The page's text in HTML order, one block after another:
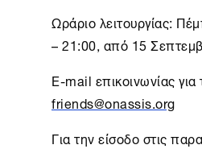
Ωράριο λειτουργίας:
– 21:00, από 15
Ε-mail επικοινωνίας
friends@onassis.org
Για την είσοδο στις